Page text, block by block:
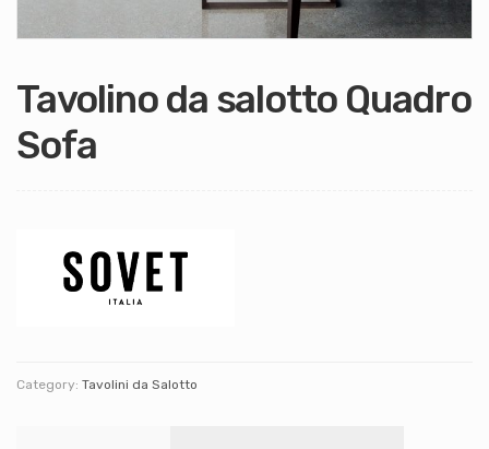
Tavolino da salotto Quadro
Sofa
Category: Tavolini da Salotto